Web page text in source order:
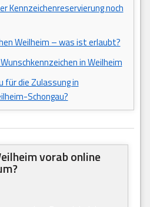
Kennzeichenreservierung noch
Weilheim – was ist erlaubt?
in Weilheim
für die Zulassung in
Schongau?
vorab online